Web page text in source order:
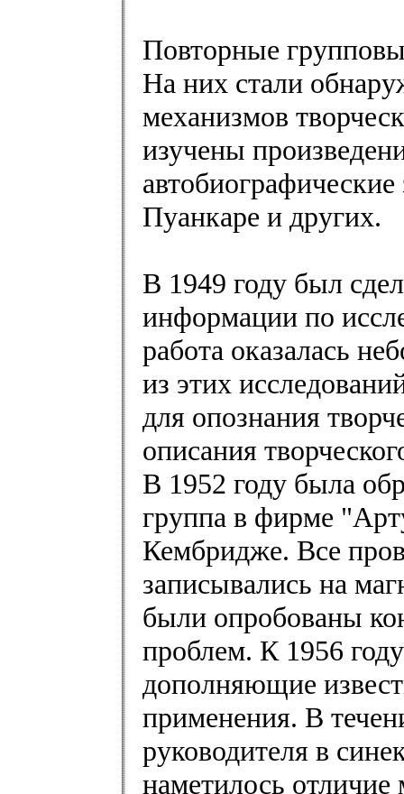
Повторные
На них стали
механизмов
изучены
Пуанкаре и других.
В 1949 году был
информации по
работа оказалась
из этих
для опознания
описания
В 1952 году была
группа в фирме
Кембридже. Все
записывались на
были опробованы
проблем. К 1956
дополняющие
применения. В
руководителя в
наметилось